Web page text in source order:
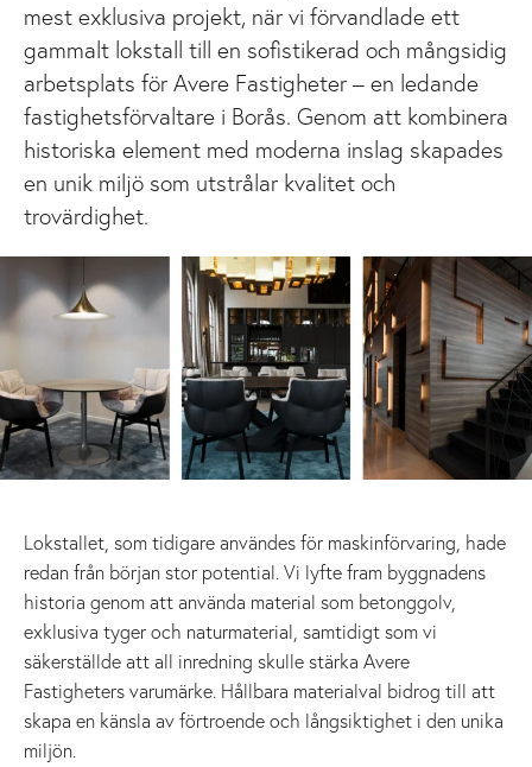
mest exklusiva projekt, när vi förvandlade ett
gammalt lokstall till en sofistikerad och mångsidig
arbetsplats för Avere Fastigheter – en ledande
fastighetsförvaltare i Borås. Genom att kombinera
historiska element med moderna inslag skapades
en unik miljö som utstrålar kvalitet och
trovärdighet.
Lokstallet, som tidigare användes för maskinförvaring, hade
redan från början stor potential. Vi lyfte fram byggnadens
historia genom att använda material som betonggolv,
exklusiva tyger och naturmaterial, samtidigt som vi
säkerställde att all inredning skulle stärka Avere
Fastigheters varumärke. Hållbara materialval bidrog till att
skapa en känsla av förtroende och långsiktighet i den unika
miljön.